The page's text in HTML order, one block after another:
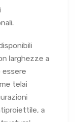
larghezze a
telai
a